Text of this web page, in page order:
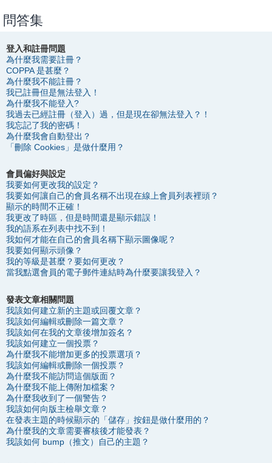
問答集
登入和註冊問題
為什麼我需要註冊？
COPPA 是甚麼？
為什麼我不能註冊？
我已註冊但是無法登入！
為什麼我不能登入?
我過去已經註冊（登入）過，但是現在卻無法登入？！
我忘記了我的密碼！
為什麼我會自動登出？
「刪除 Cookies」是做什麼用？
會員偏好與設定
我要如何更改我的設定？
我要如何讓自己的會員名稱不出現在線上會員列表裡頭？
顯示的時間不正確！
我更改了時區，但是時間還是顯示錯誤！
我的語系在列表中找不到！
我如何才能在自己的會員名稱下顯示圖像呢？
我要如何顯示頭像？
我的等級是甚麼？要如何更改？
當我點選會員的電子郵件連結時為什麼要讓我登入？
發表文章相關問題
我該如何建立新的主題或回覆文章？
我該如何編輯或刪除一篇文章？
我該如何在我的文章後增加簽名？
我該如何建立一個投票？
為什麼我不能增加更多的投票選項？
我該如何編輯或刪除一個投票？
為什麼我不能訪問這個版面？
為什麼我不能上傳附加檔案？
為什麼我收到了一個警告？
我該如何向版主檢舉文章？
在發表主題的時候顯示的「儲存」按鈕是做什麼用的？
為什麼我的文章需要審核後才能發表？
我該如何 bump（推文）自己的主題？